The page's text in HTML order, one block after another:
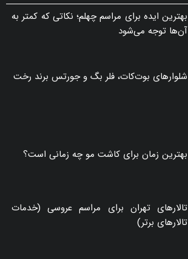
بهترین ایده برای مراسم چهلم؛ نکاتی که کمتر به
آن‌ها توجه می‌شود
شلوارهای بوت‌کات، فلر بگ و جورتس برند رخت
بهترین زمان برای کاشت مو چه زمانی است؟
تالارهای تهران برای مراسم عروسی (خدمات
تالارهای برتر)